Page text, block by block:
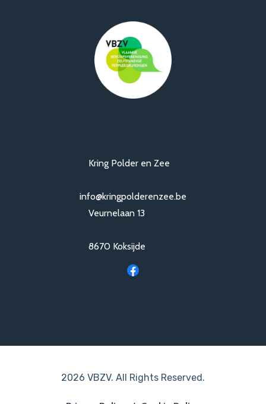
Kring Polder en Zee
info@kringpolderenzee.be
Veurnelaan 13
8670 Koksijde
2026 VBZV. All Rights Reserved.